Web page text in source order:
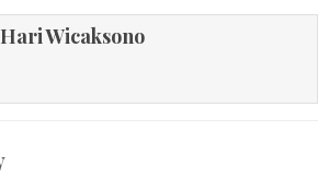
Hari Wicaksono